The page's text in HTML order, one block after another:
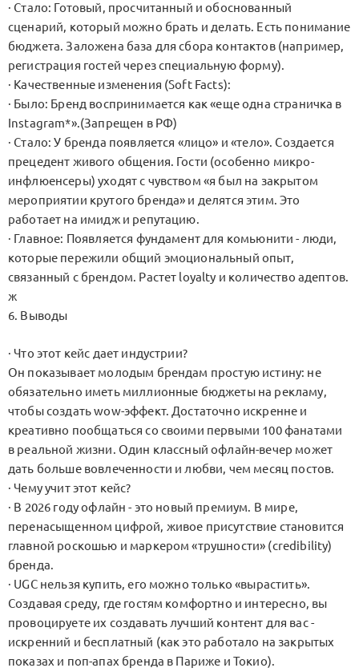
· Стало: Готовый, просчитанный и обоснованный
сценарий, который можно брать и делать. Есть понимание
бюджета. Заложена база для сбора контактов (например,
регистрация гостей через специальную форму).
· Качественные изменения (Soft Facts):
· Было: Бренд воспринимается как «еще одна страничка в
Instagram*».(Запрещен в РФ)
· Стало: У бренда появляется «лицо» и «тело». Создается
прецедент живого общения. Гости (особенно микро-
инфлюенсеры) уходят с чувством «я был на закрытом
мероприятии крутого бренда» и делятся этим. Это
работает на имидж и репутацию.
· Главное: Появляется фундамент для комьюнити - люди,
которые пережили общий эмоциональный опыт,
связанный с брендом. Растет loyalty и количество адептов.
ж
6. Выводы
· Что этот кейс дает индустрии?
Он показывает молодым брендам простую истину: не
обязательно иметь миллионные бюджеты на рекламу,
чтобы создать wow-эффект. Достаточно искренне и
креативно пообщаться со своими первыми 100 фанатами
в реальной жизни. Один классный офлайн-вечер может
дать больше вовлеченности и любви, чем месяц постов.
· Чему учит этот кейс?
· В 2026 году офлайн - это новый премиум. В мире,
перенасыщенном цифрой, живое присутствие становится
главной роскошью и маркером «трушности» (credibility)
бренда.
· UGC нельзя купить, его можно только «вырастить».
Создавая среду, где гостям комфортно и интересно, вы
провоцируете их создавать лучший контент для вас -
искренний и бесплатный (как это работало на закрытых
показах и поп-апах бренда в Париже и Токио).